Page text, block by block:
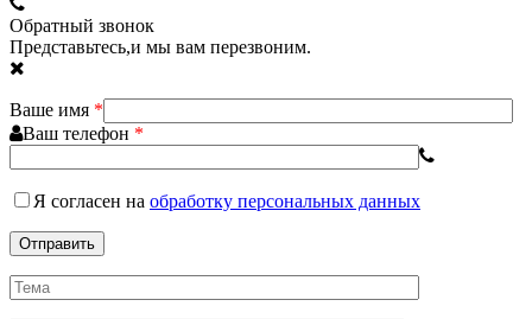
Обратный звонок
Представьтесь,и мы вам перезвоним.
Ваше имя *
Ваш телефон *
Я согласен на обработку персональных данных